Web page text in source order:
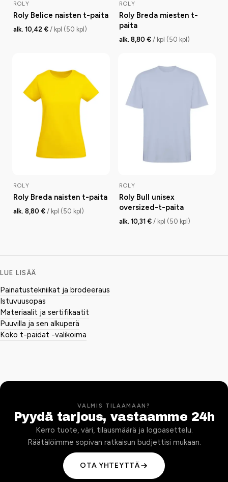
ROLY
Roly Belice naisten t-paita
alk. 10,42 € / kpl (50 kpl)
ROLY
Roly Breda miesten t-
paita
alk. 8,80 € / kpl (50 kpl)
ROLY
Roly Breda naisten t-paita
alk. 8,80 € / kpl (50 kpl)
ROLY
Roly Bull unisex
oversized-t-paita
alk. 10,31 € / kpl (50 kpl)
LUE LISÄÄ
Painatustekniikat ja brodeeraus
Istuvuusopas
Materiaalit ja sertifikaatit
Puuvilla ja sen alkuperä
Koko t-paidat -valikoima
VALMIS TILAAMAAN?
Pyydä tarjous, vastaamme 24h
Kerro tuote, väri, tilausmäärä ja logoasettelu.
Räätälöimme sopivan ratkaisun budjettisi mukaan.
OTA YHTEYTTÄ